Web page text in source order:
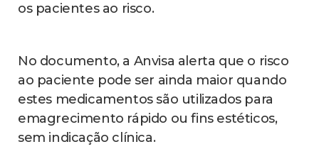
os pacientes ao risco.
No documento, a Anvisa alerta que o risco
ao paciente pode ser ainda maior quando
estes medicamentos são utilizados para
emagrecimento rápido ou fins estéticos,
sem indicação clínica.